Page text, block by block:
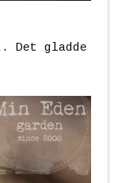
Det gladde